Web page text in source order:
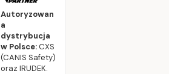
Autoryzowan
a
dystrybucja
w Polsce:CXS
(CANIS Safety)
oraz IRUDEK.